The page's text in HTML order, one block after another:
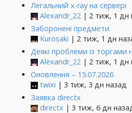
Легальний x-ray на сервері
Alexandr_22 | 2 тиж, 1 дн
Заборонені предмети
Kurosaki | 2 тиж, 1 дн
Деякі проблеми із торгами
Alexandr_22 | 2 тиж, 1 дн
Оновлення – 15.07.2026
twixi | 3 тиж, 3 дн назад
Заявка directx
directx | 3 тиж, 6 дн